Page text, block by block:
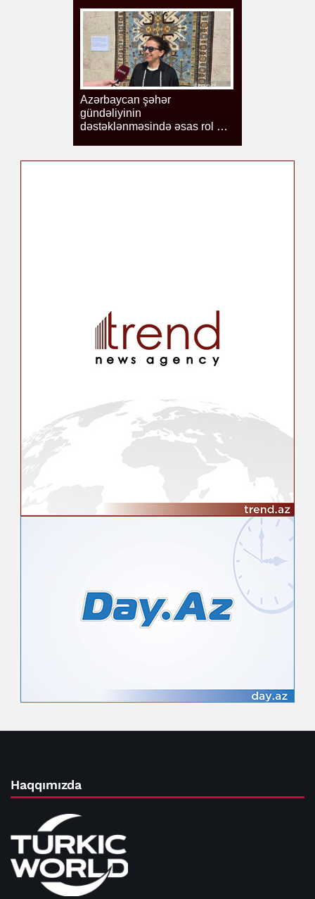
Haqqımızda